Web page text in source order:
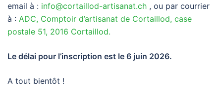
email à : info@cortaillod-artisanat.ch , ou par courrier
à : ADC, Comptoir d’artisanat de Cortaillod, case
postale 51, 2016 Cortaillod.
Le délai pour l’inscription est le 6 juin 2026.
A tout bientôt !